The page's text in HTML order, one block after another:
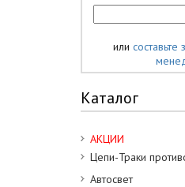
или
Каталог
АКЦИИ
Цепи-Траки
Автосвет